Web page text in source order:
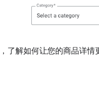
，了解如何让您的商品详情